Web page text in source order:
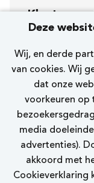
Deze
Wij, en derde
van cookies. Wij
dat onze
voorkeuren op
media
advertenties).
akkoord met
Cookieverklaring
24 uur
Bekijk